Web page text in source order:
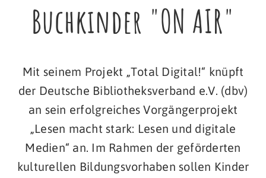
Buchkinder "ON AIR"
Mit seinem Projekt „Total Digital!“ knüpft
der Deutsche Bibliotheksverband e.V. (dbv)
an sein erfolgreiches Vorgängerprojekt
„Lesen macht stark: Lesen und digitale
Medien“ an. Im Rahmen der geförderten
kulturellen Bildungsvorhaben sollen Kinder